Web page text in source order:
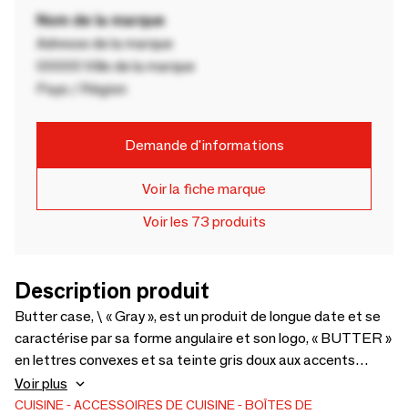
Nom de la marque
Adresse de la marque
00000 Ville de la marque
Pays / Région
Demande d'informations
Voir la fiche marque
Voir les 73 produits
Description produit
Butter case, \ « Gray », est un produit de longue date et se
caractérise par sa forme angulaire et son logo, « BUTTER »
en lettres convexes et sa teinte gris doux aux accents
nostalgiques. \ « White », a le blanc le plus blanc lisse et
translucide, qui provient de la porcelaine blanche. Il se
Voir plus
CUISINE ACCESSOIRES DE CUISINE
BOÎTES DE